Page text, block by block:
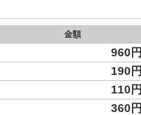
金額
960円
190円
110円
360円